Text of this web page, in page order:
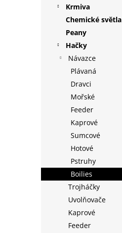
Krmiva
Chemické světla
Peany
Hačky
Návazce
Plávaná
Dravci
Mořské
Feeder
Kaprové
Sumcové
Hotové
Pstruhy
Boilies
Trojháčky
Uvolňovače
Kaprové
Feeder